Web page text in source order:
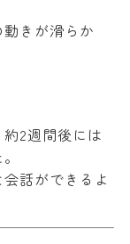
きが滑らか
2週間後には
話ができるよ